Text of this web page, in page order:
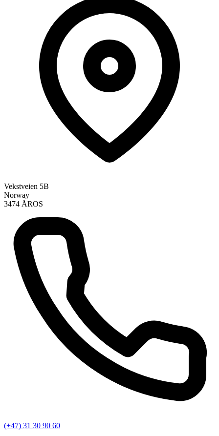
Vekstveien 5B
Norway
3474 ÅROS
(+47) 31 30 90 60